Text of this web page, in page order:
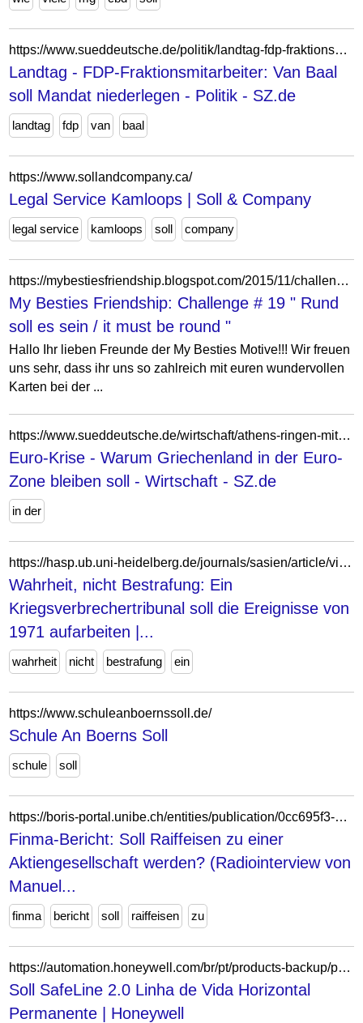
https://www.sueddeutsche.de/politik/landtag-fdp-fraktionsmitarbeiter-van-baal-soll-mandat-niederlegen-dpa.urn-newsml-dpa-com-20090101-250429-930-477372
Landtag - FDP-Fraktionsmitarbeiter: Van Baal
soll Mandat niederlegen - Politik - SZ.de
landtag fdp van baal
https://www.sollandcompany.ca/
Legal Service Kamloops | Soll & Company
legal service kamloops soll company
https://mybestiesfriendship.blogspot.com/2015/11/challenge-19-rund-soll-es-sein-it-must.html
My Besties Friendship: Challenge # 19 " Rund
soll es sein / it must be round "
Hallo Ihr lieben Freunde der My Besties Motive!!! Wir freuen
uns sehr, dass ihr uns so zahlreich mit euren wundervollen
Karten bei der ...
https://www.sueddeutsche.de/wirtschaft/athens-ringen-mit-den-geldgebern-warum-griechenland-in-der-euro-zone-bleiben-soll-1.1479574
Euro-Krise - Warum Griechenland in der Euro-
Zone bleiben soll - Wirtschaft - SZ.de
in der
https://hasp.ub.uni-heidelberg.de/journals/sasien/article/view/17589
Wahrheit, nicht Bestrafung: Ein
Kriegsverbrechertribunal soll die Ereignisse von
1971 aufarbeiten |...
wahrheit nicht bestrafung ein
https://www.schuleanboernssoll.de/
Schule An Boerns Soll
schule soll
https://boris-portal.unibe.ch/entities/publication/0cc695f3-e026-4e92-b89d-7d37cd35da56
Finma-Bericht: Soll Raiffeisen zu einer
Aktiengesellschaft werden? (Radiointerview von
Manuel...
finma bericht soll raiffeisen zu
https://automation.honeywell.com/br/pt/products-backup/personal-protective-equipment/fall-protection/horizontal-lifeline-systems/miller-safeline-hii-horizontal-lifeline
Soll SafeLine 2.0 Linha de Vida Horizontal
Permanente | Honeywell